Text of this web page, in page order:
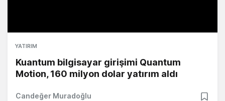
YATIRIM
Kuantum bilgisayar girişimi Quantum
Motion, 160 milyon dolar yatırım aldı
Candeğer Muradoğlu